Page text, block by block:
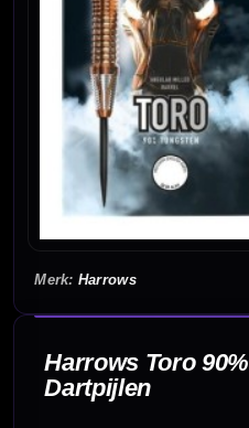
Harrows
Harrows Toro 90%
Dartpijlen